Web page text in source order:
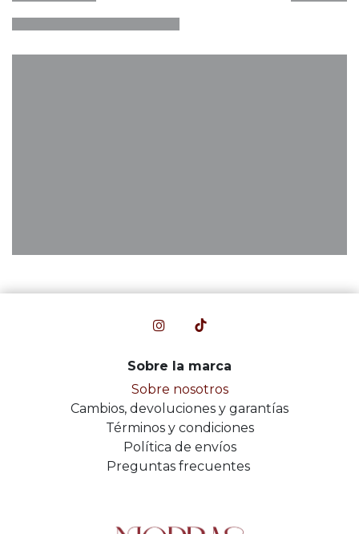
Sobre la marca
Sobre nosotros
Cambios, devoluciones y garantías
Términos y condiciones
Política de envíos
Preguntas frecuentes